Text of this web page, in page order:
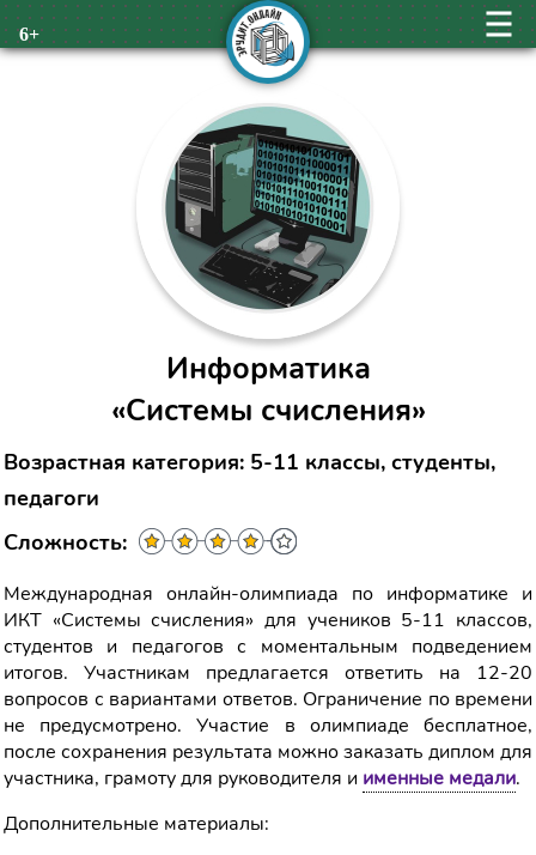
6+
Информатика
«Системы счисления»
Возрастная категория: 5-11 классы, студенты,
педагоги
Сложность:
Международная онлайн-олимпиада по информатике и
ИКТ «Системы счисления» для учеников 5-11 классов,
студентов и педагогов с моментальным подведением
итогов. Участникам предлагается ответить на 12-20
вопросов с вариантами ответов. Ограничение по времени
не предусмотрено. Участие в олимпиаде бесплатное,
после сохранения результата можно заказать диплом для
участника, грамоту для руководителя и именные медали.
Дополнительные материалы: